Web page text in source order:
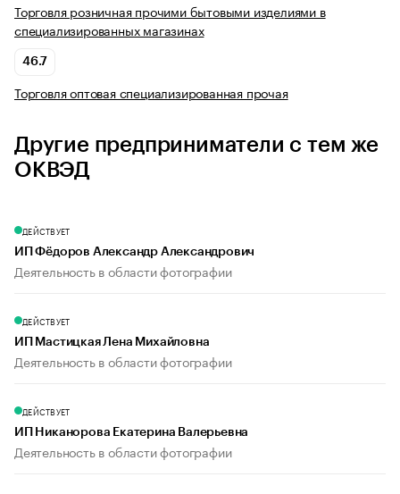
Торговля розничная прочими бытовыми изделиями в
специализированных магазинах
46.7
Торговля оптовая специализированная прочая
Другие предприниматели с тем же
ОКВЭД
ДЕЙСТВУЕТ
ИП Фёдоров Александр Александрович
Деятельность в области фотографии
ДЕЙСТВУЕТ
ИП Мастицкая Лена Михайловна
Деятельность в области фотографии
ДЕЙСТВУЕТ
ИП Никанорова Екатерина Валерьевна
Деятельность в области фотографии